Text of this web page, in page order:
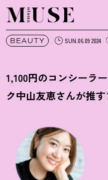
オトナミューズ ウ
BEAUTY SUN.06.09 2024
1,100円のコンシーラ
ク中山友恵さんが推